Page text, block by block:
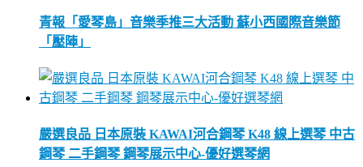
青報「愛琴島」音樂季推三大活動 蘇小西國際音樂節
「壓陣」
嚴選良品 日本原裝 KAWAI河合鋼琴 K48 線上選琴 中古
鋼琴 二手鋼琴 鋼琴展示中心-優好選琴網